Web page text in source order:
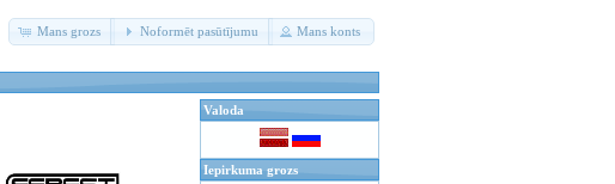
Mans grozs Noformēt pasūtījumu Mans konts
Valoda
Iepirkuma grozs